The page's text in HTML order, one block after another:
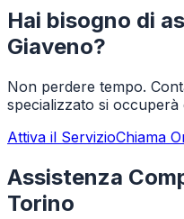
Hai bisogno di
Giaveno?
Non perdere tempo.
specializzato si
Attiva il ServizioChiama
Assistenza
Torino